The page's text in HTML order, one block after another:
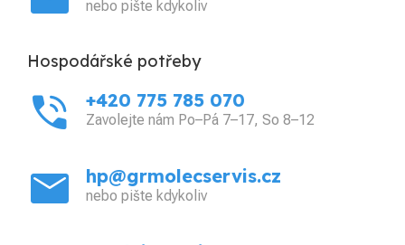
nebo pište kdykoliv
Hospodářské potřeby
phone_in_talk +420 775 785 070
Zavolejte nám Po–Pá 7–17, So 8–12
mail hp@grmolecservis.cz
nebo pište kdykoliv